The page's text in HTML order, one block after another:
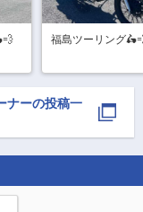
福島ツーリング
ナーの投稿一